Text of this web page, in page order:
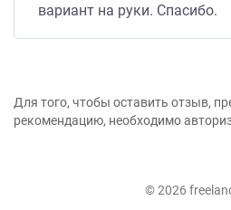
вариант на руки. Спасибо.
Для того, чтобы оставить отзыв,
рекомендацию, необходимо
© 2026